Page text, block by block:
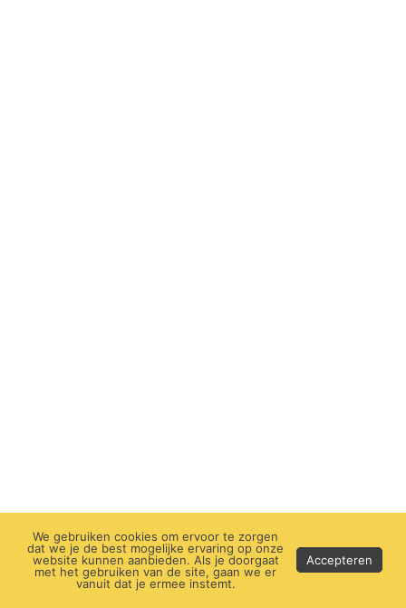
We gebruiken cookies om ervoor te zorgen
dat we je de best mogelijke ervaring op onze
website kunnen aanbieden. Als je doorgaat
met het gebruiken van de site, gaan we er
vanuit dat je ermee instemt.
Accepteren